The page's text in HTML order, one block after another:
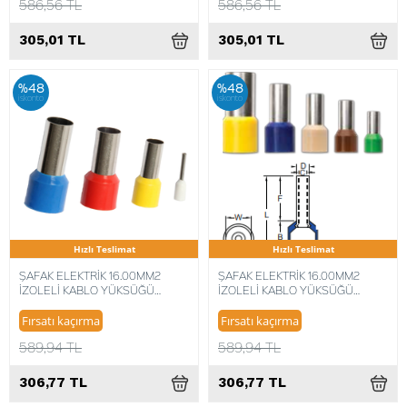
586,56 TL
305,01 TL
586,56 TL
305,01 TL
%48
iskonto
Hızlı Teslimat
ŞAFAK ELEKTRİK 16.00MM2
İZOLELİ KABLO YÜKSÜĞÜ
8680734716488
Fırsatı kaçırma
589,94 TL
306,77 TL
%48
iskonto
Hızlı Teslimat
ŞAFAK ELEKTRİK 16.00MM2
İZOLELİ KABLO YÜKSÜĞÜ
ADET) 8680734716754
Fırsatı kaçırma
589,94 TL
306,77 TL